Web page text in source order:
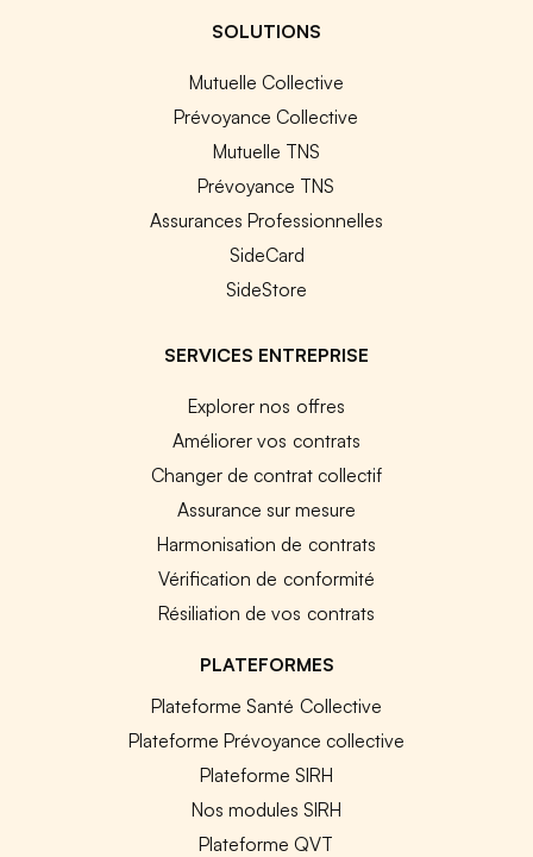
SOLUTIONS
Mutuelle Collective
Prévoyance Collective
Mutuelle TNS
Prévoyance TNS
Assurances Professionnelles
SideCard
SideStore
SERVICES ENTREPRISE
Explorer nos offres
Améliorer vos contrats
Changer de contrat collectif
Assurance sur mesure
Harmonisation de contrats
Vérification de conformité
Résiliation de vos contrats
PLATEFORMES
Plateforme Santé Collective
Plateforme Prévoyance collective
Plateforme SIRH
Nos modules SIRH
Plateforme QVT